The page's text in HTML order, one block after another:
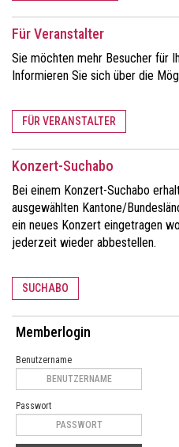
Für Veranstalter
Sie möchten mehr Besucher für
Informieren Sie sich über die
FÜR VERANSTALTER
Konzert-Suchabo
Bei einem Konzert-Suchabo
ausgewählten Kantone/
ein neues Konzert eingetragen
jederzeit wieder abbestellen.
SUCHABO
Memberlogin
Benutzername
Passwort